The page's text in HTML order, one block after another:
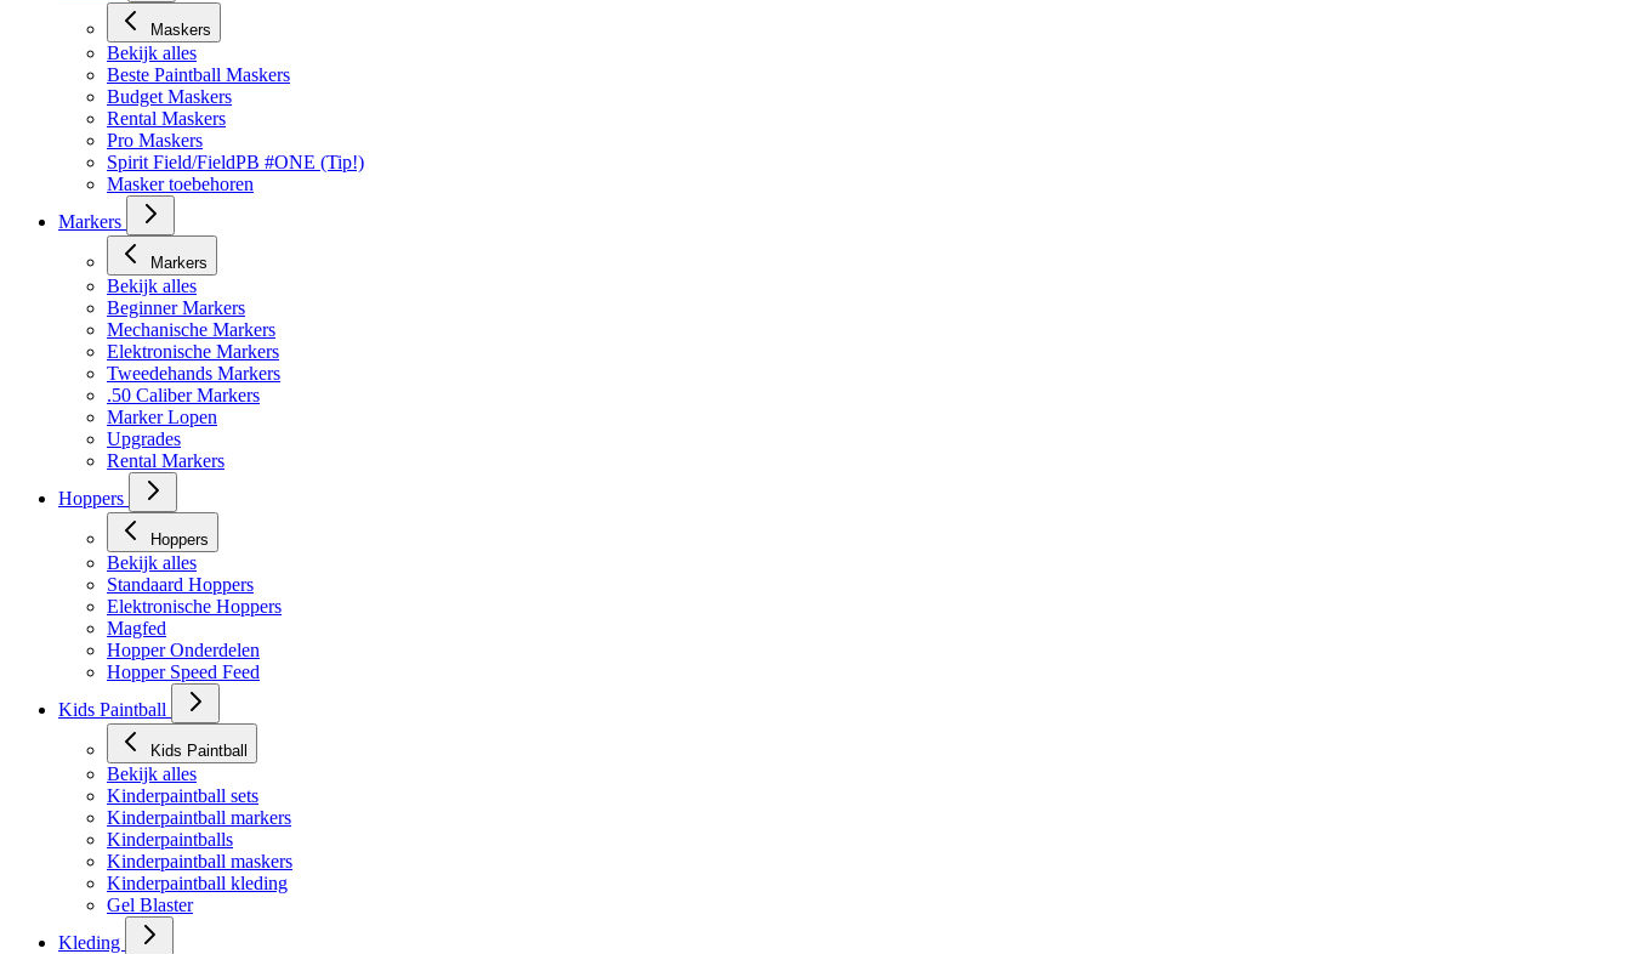
Maskers
Bekijk alles
Beste Paintball Maskers
Budget Maskers
Rental Maskers
Pro Maskers
Spirit Field/FieldPB #ONE (Tip!)
Masker toebehoren
Markers
Markers
Bekijk alles
Beginner Markers
Mechanische Markers
Elektronische Markers
Tweedehands Markers
.50 Caliber Markers
Marker Lopen
Upgrades
Rental Markers
Hoppers
Hoppers
Bekijk alles
Standaard Hoppers
Elektronische Hoppers
Magfed
Hopper Onderdelen
Hopper Speed Feed
Kids Paintball
Kids Paintball
Bekijk alles
Kinderpaintball sets
Kinderpaintball markers
Kinderpaintballs
Kinderpaintball maskers
Kinderpaintball kleding
Gel Blaster
Kleding